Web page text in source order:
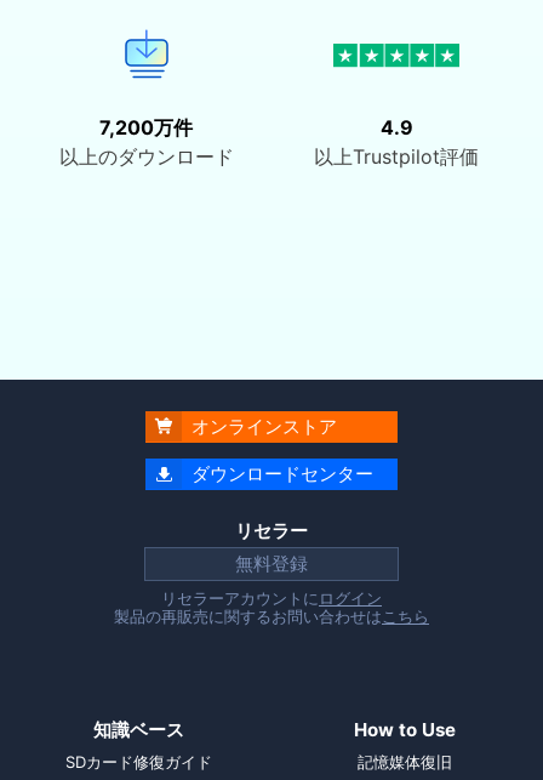
7,200万件
以上のダウンロード
4.9
以上Trustpilot評価
 オンラインストア
 ダウンロードセンター
リセラー
無料登録
リセラーアカウントに ログイン
製品の再販売に関するお問い合わせは こちら
知識ベース
SDカード修復ガイド
How to Use
記憶媒体復旧